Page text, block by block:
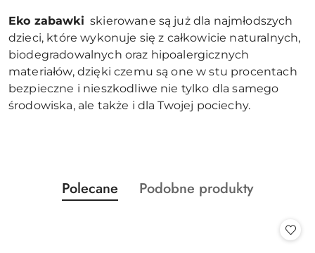
Eko zabawki skierowane są już dla najmłodszych
dzieci, które wykonuje się z całkowicie naturalnych,
biodegradowalnych oraz hipoalergicznych
materiałów, dzięki czemu są one w stu procentach
bezpieczne i nieszkodliwe nie tylko dla samego
środowiska, ale także i dla Twojej pociechy.
Pomiń karuzelę produktów
Produkty
o
Polecane
Produkty
Podobne produkty